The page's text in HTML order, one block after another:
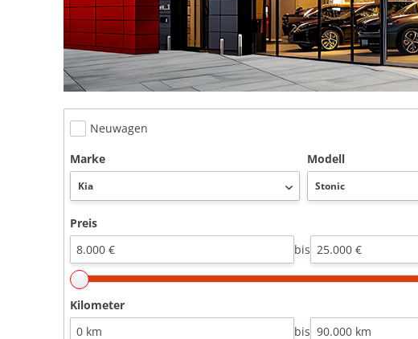
Neuwagen
Marke
Modell
Preis
bis
Kilometer
bis